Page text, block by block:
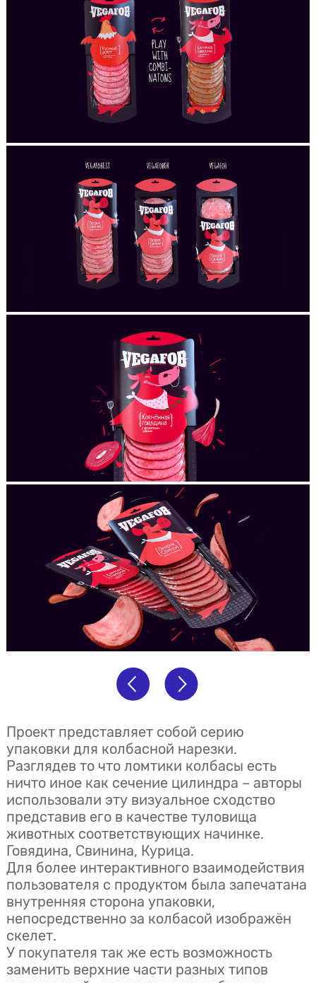
Проект представляет собой серию
упаковки для колбасной нарезки.
Разглядев то что ломтики колбасы есть
ничто иное как сечение цилиндра – авторы
использовали эту визуальное сходство
представив его в качестве туловища
животных соответствующих начинке.
Говядина, Свинина, Курица.
Для более интерактивного взаимодействия
пользователя с продуктом была запечатана
внутренняя сторона упаковки,
непосредственно за колбасой изображён
скелет.
У покупателя так же есть возможность
заменить верхние части разных типов